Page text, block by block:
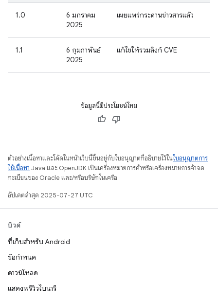
1.0
6 มกราคม
2025
เผยแพร่กระดานข่าวสารแล้ว
1.1
6 กุมภาพันธ์
2025
แก้ไขให้รวมลิงก์ CVE
ข้อมูลนี้มีประโยชน์ไหม
ตัวอย่างเนื้อหาและโค้ดในหน้าเว็บนี้ขึ้นอยู่กับใบอนุญาตที่อธิบายไว้ในใบอนุญาตการ
ใช้เนื้อหา Java และ OpenJDK เป็นเครื่องหมายการค้าหรือเครื่องหมายการค้าจด
ทะเบียนของ Oracle และ/หรือบริษัทในเครือ
อัปเดตล่าสุด 2025-07-27 UTC
บิวด์
ที่เก็บสำหรับ Android
ข้อกำหนด
ดาวน์โหลด
แสดงพรีวิวไบนารี